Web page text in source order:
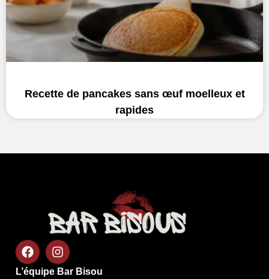
Recette de pancakes sans œuf moelleux et
rapides
L’équipe Bar Bisou